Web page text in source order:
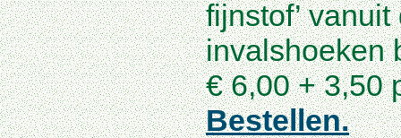
fijnstof’
invalshoeken
€ 6,00 + 3,50
Bestellen.